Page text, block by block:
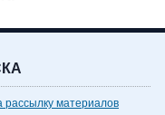
рассылку материалов